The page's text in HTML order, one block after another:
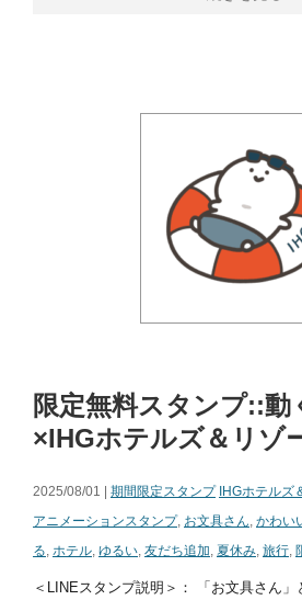
限定無料スタンプ::動
×IHGホテルズ＆リゾ
2025/08/01 | 期間限定スタンプ IHGホテルズ
アニメーションスタンプ, お文具さん, かわい
る, ホテル, ゆるい, 友だち追加, 夏休み, 旅行,
＜LINEスタンプ説明＞： 「お文具さん